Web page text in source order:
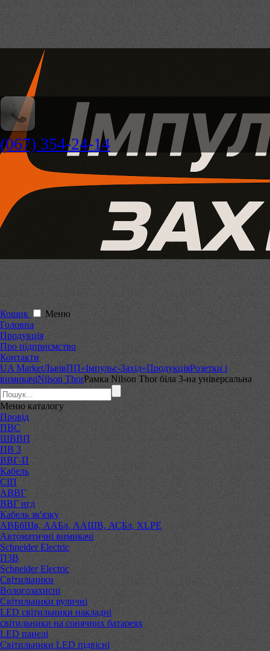
(067) 354-24-14
Кошик
Меню
Головна
Продукція
Про підприємство
Контакти
UA MarketЛьвівПП«Імпульс-Захід»ПродукціяРозетки і
вимикачіNilson ThorРамка Nilson Thor біла 3-на універсальна
Меню каталогу
Провід
ПВС
ШВВП
ПВ 3
ВВГ-П
Кабель
СІП
АВВГ
ВВГ нгд
Кабель зв'язку
АВБбШв, ААБл, ААШВ, АСБл, XLPE
Автоматичні вимикачі
Schneider Electric
ПЗВ
Schneider Electric
Світильники
Вологозахисні
Світильники вуличні
LED світильники накладні
світильники на сонячних батареях
LED панелі
Світильники LED підвісні